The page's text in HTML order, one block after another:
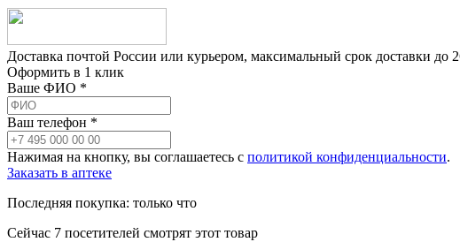
Доставка почтой России или курьером, максимальный срок доставки до
Оформить в 1 клик
Ваше ФИО *
Ваш телефон *
Нажимая на кнопку, вы соглашаетесь с политикой конфиденциальности.
Заказать в аптеке
Последняя покупка: только что
Сейчас 7 посетителей смотрят этот товар